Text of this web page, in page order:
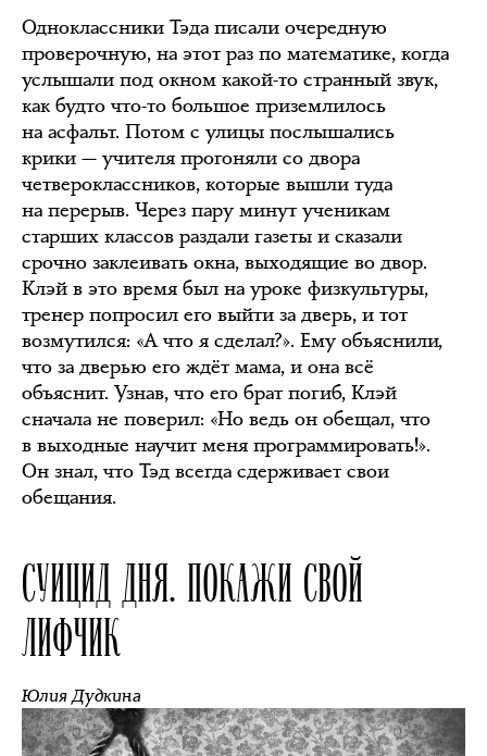
Одноклассники Тэда писали очередную
проверочную, на этот раз по математике, когда
услышали под окном какой-то странный звук,
как будто что-то большое приземлилось
на асфальт. Потом с улицы послышались
крики — учителя прогоняли со двора
четвероклассников, которые вышли туда
на перерыв. Через пару минут ученикам
старших классов раздали газеты и сказали
срочно заклеивать окна, выходящие во двор.
Клэй в это время был на уроке физкультуры,
тренер попросил его выйти за дверь, и тот
возмутился: «А что я сделал?». Ему объяснили,
что за дверью его ждёт мама, и она всё
объяснит. Узнав, что его брат погиб, Клэй
сначала не поверил: «Но ведь он обещал, что
в выходные научит меня программировать!».
Он знал, что Тэд всегда сдерживает свои
обещания.
СУИЦИД ДНЯ. ПОКАЖИ СВОЙ
ЛИФЧИК
Юлия Дудкина